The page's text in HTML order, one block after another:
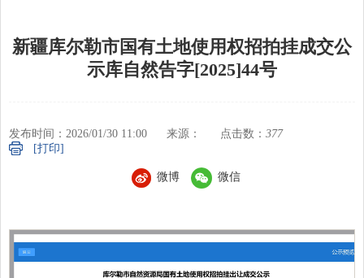
新疆库尔勒市国有土地使用权招拍挂成交公
示库自然告字[2025]44号
发布时间：2026/01/30 11:00 来源： 点击数： 377
[打印]
微博 微信